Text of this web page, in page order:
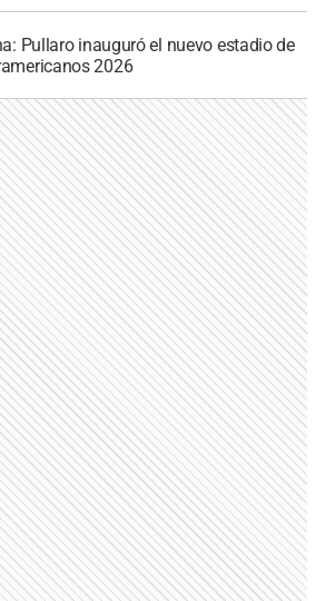
Pullaro inauguró el nuevo estadio de
2026